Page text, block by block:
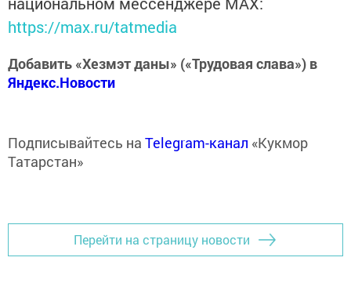
https://max.ru/tatmedia
Добавить «Хезмэт даны» («Трудовая слава») в
Яндекс.Новости
Подписывайтесь на Telegram-канал «Кукмор
Татарстан»
Перейти на страницу новости